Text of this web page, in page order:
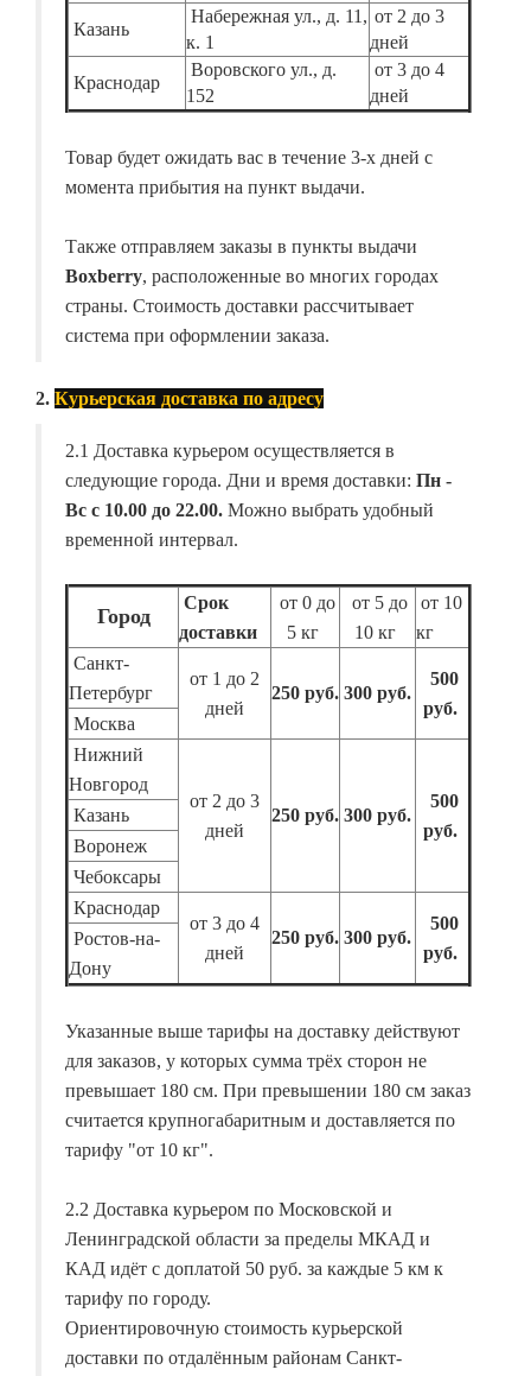
Казань
Набережная ул., д. 11,
к. 1
от 2 до 3
дней
Краснодар
Воровского ул., д.
152
от 3 до 4
дней
Товар будет ожидать вас в течение 3-х дней с
момента прибытия на пункт выдачи.
Также отправляем заказы в пункты выдачи
Boxberry, расположенные во многих городах
страны. Стоимость доставки рассчитывает
система при оформлении заказа.
2. Курьерская доставка по адресу
2.1 Доставка курьером осуществляется в
следующие города. Дни и время доставки: Пн -
Вс с 10.00 до 22.00. Можно выбрать удобный
временной интервал.
Город
Срок
доставки
от 0 до
5 кг
от 5 до
10 кг
от 10
кг
Санкт-
Петербург
от 1 до 2
дней
250 руб. 300 руб.
500
руб.
Москва
Нижний
Новгород
от 2 до 3
дней
250 руб. 300 руб.
500
руб.
Казань
Воронеж
Чебоксары
Краснодар
от 3 до 4
дней
250 руб. 300 руб.
500
руб.
Ростов-на-
Дону
Указанные выше тарифы на доставку действуют
для заказов, у которых сумма трёх сторон не
превышает 180 см. При превышении 180 см заказ
считается крупногабаритным и доставляется по
тарифу "от 10 кг".
2.2 Доставка курьером по Московской и
Ленинградской области за пределы МКАД и
КАД идёт с доплатой 50 руб. за каждые 5 км к
тарифу по городу.
Ориентировочную стоимость курьерской
доставки по отдалённым районам Санкт-